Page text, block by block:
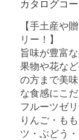
カタログコー
【手土産や
リー！】
旨味が豊富
果物や花な
の方まで美
な食感にこだ
フルーツゼ
りんご・も
ツ・ぶどう